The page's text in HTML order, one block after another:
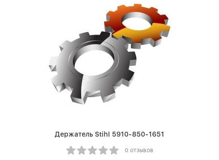
Держатель Stihl 5910-850-1651
0 отзывов